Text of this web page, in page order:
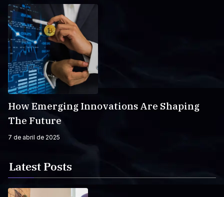
How Emerging Innovations Are Shaping
The Future
7 de abril de 2025
Latest Posts